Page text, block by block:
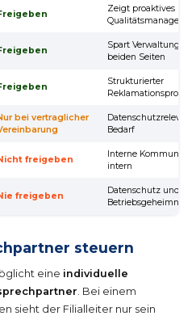
Zeigt proaktives
Spart
beiden Seiten
Strukturierter
Reklamationsprozess
bei vertraglicher
Datenschutzrelevant
Bedarf
freigeben
Interne
intern
freigeben
Datenschutz und
Betriebsgeheimnis
steuern
eine individuelle
. Bei einem
sieht der Filialleiter nur sein